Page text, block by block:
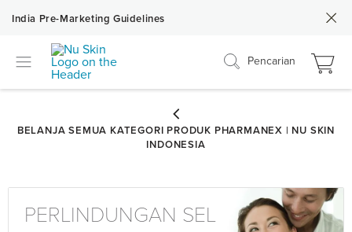
India Pre-Marketing Guidelines
Pencarian
PERLINDUNGAN SEL